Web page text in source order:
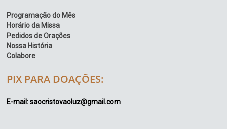
Programação do Mês
Horário da Missa
Pedidos de Orações
Nossa História
Colabore
PIX PARA DOAÇÕES:
E-mail: saocristovaoluz@gmail.com